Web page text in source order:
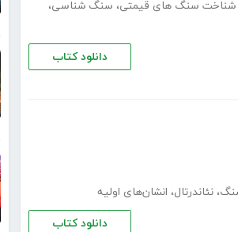
شناخت سنگ های قیمتی، سنگ شناسی،
دانلود کتاب
، نئاندرتال، انشان‌های اولیه
دانلود کتاب